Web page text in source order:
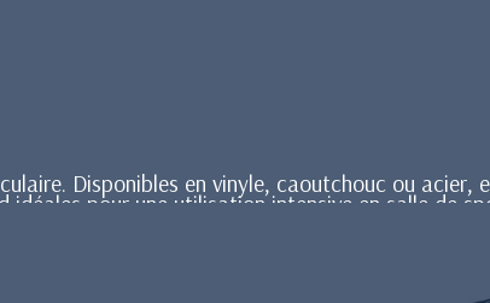
Disponibles en vinyle, caoutchouc ou acier,
pour une utilisation intensive en salle de